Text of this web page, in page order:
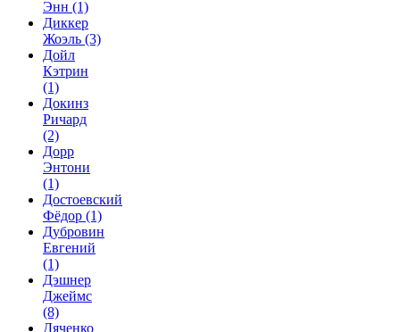
Энн (1)
Диккер
Жоэль (3)
Дойл
Кэтрин
(1)
Докинз
Ричард
(2)
Дорр
Энтони
(1)
Достоевский
Фёдор (1)
Дубровин
Евгений
(1)
Дэшнер
Джеймс
(8)
Дяченко